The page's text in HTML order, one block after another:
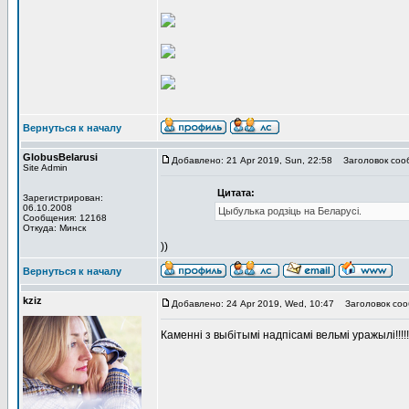
Вернуться к началу
GlobusBelarusi
Site Admin
Зарегистрирован:
06.10.2008
Сообщения: 12168
Откуда: Минск
Добавлено: 21 Apr 2019, Sun, 22:58 Заголовок
Цитата:
Цыбулька родзіць на Беларусі.
))
Вернуться к началу
kziz Добавлено: 24 Apr 2019, Wed, 10:47 Заголовок
Каменні з выбітымі надпісамі вельмі